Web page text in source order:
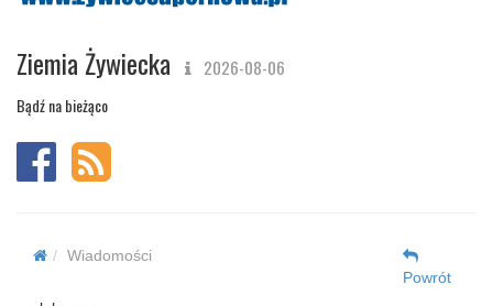
Ziemia Żywiecka 2026-08-06
Bądź na bieżąco
Wiadomości
Powrót